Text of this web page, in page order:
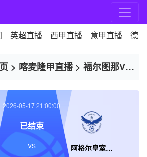
英超直播 西甲直播 意甲直播 德
> 喀麦隆甲直播> 福尔图那VS
阿格尔皇室杜马
2026-05-17 21:00:00
已结束
VS